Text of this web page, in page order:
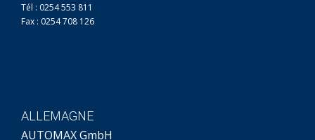
Tél : 0254 553 811
Fax : 0254 708 126
ALLEMAGNE
AUTOMAX GmbH